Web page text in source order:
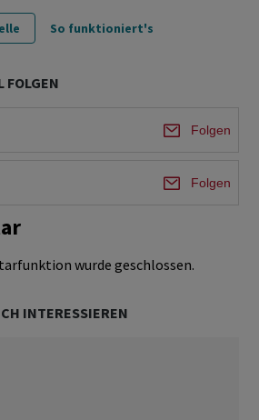
So funktioniert's
FOLGEN
Folgen
Folgen
wurde geschlossen.
INTERESSIEREN